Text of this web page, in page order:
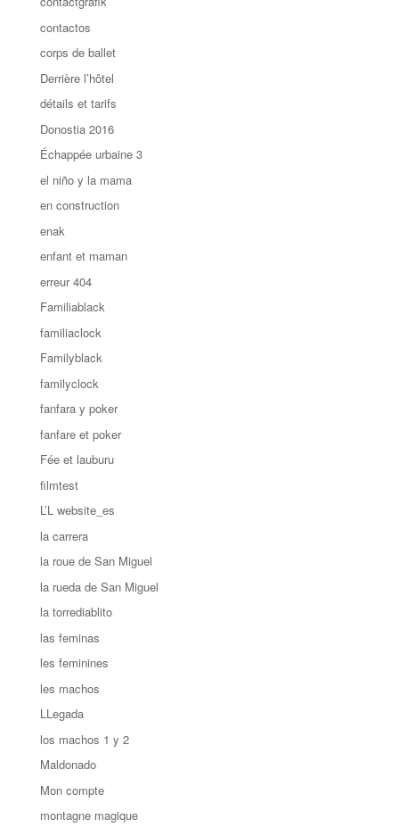
contactos
corps de ballet
Derrière l’hôtel
détails et tarifs
Donostia 2016
Échappée urbaine 3
el niño y la mama
en construction
enak
enfant et maman
erreur 404
Familiablack
familiaclock
Familyblack
familyclock
fanfara y poker
fanfare et poker
Fée et lauburu
filmtest
L’L website_es
la carrera
la roue de San Miguel
la rueda de San Miguel
la torrediablito
las feminas
les feminines
les machos
LLegada
los machos 1 y 2
Maldonado
Mon compte
montagne magique